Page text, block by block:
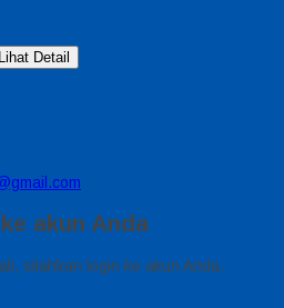
Lihat Detail
akun Anda
silahkan login ke akun Anda.